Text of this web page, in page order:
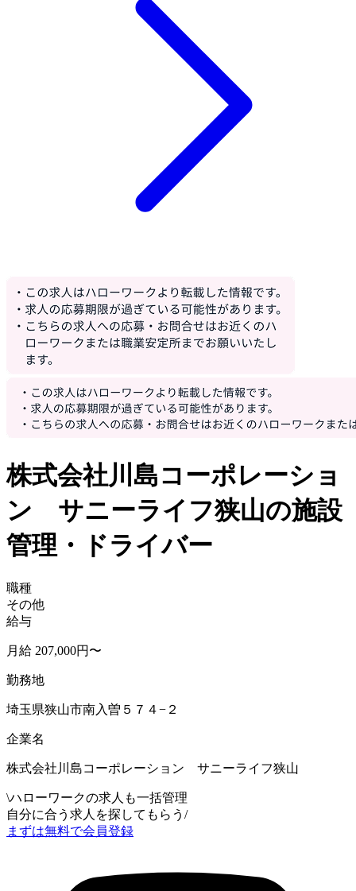
株式会社川島コーポレーショ
ン サニーライフ狭山の施設
管理・ドライバー
職種
その他
給与
月給 207,000円〜
勤務地
埼玉県狭山市南入曽５７４−２
企業名
株式会社川島コーポレーション サニーライフ狭山
\ハローワークの求人も一括管理
自分に合う求人を探してもらう /
まずは無料で会員登録